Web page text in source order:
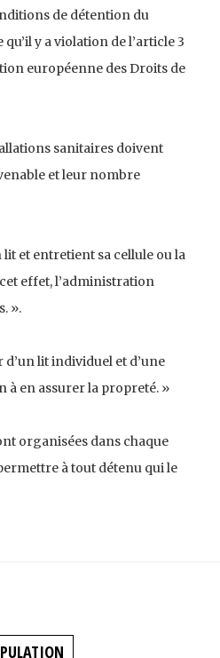
de détention du
y a violation de l’article 3
européenne des Droits de
sanitaires doivent
et leur nombre
lit et entretient sa cellule ou la
effet, l’administration
».
d’un lit individuel et d’une
en assurer la propreté. »
organisées dans chaque
à tout détenu qui le